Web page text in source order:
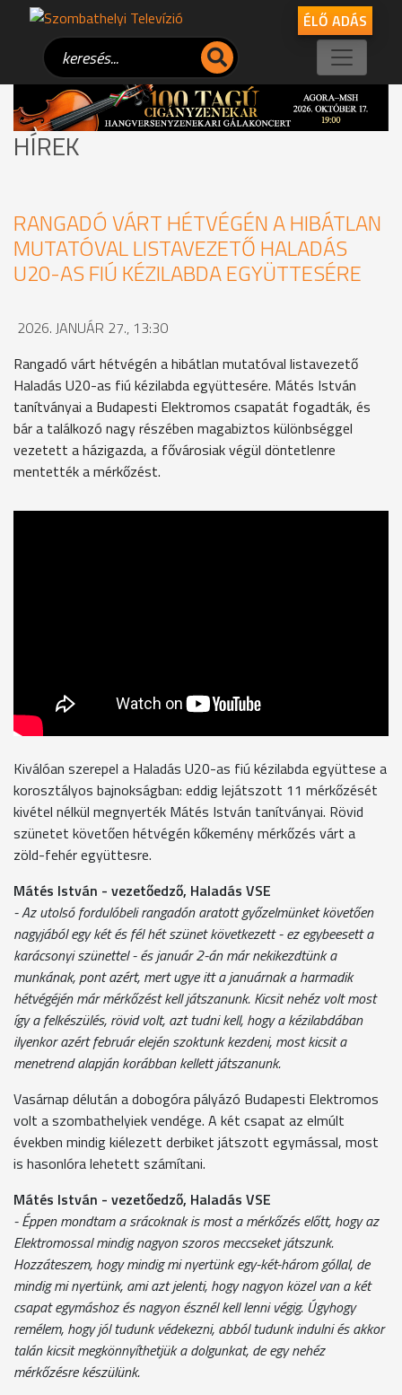
ÉLŐ ADÁS
HÍREK
RANGADÓ VÁRT HÉTVÉGÉN A HIBÁTLAN
MUTATÓVAL LISTAVEZETŐ HALADÁS
U20-AS FIÚ KÉZILABDA EGYÜTTESÉRE
2026. JANUÁR 27., 13:30
Rangadó várt hétvégén a hibátlan mutatóval listavezető
Haladás U20-as fiú kézilabda együttesére. Mátés István
tanítványai a Budapesti Elektromos csapatát fogadták, és
bár a találkozó nagy részében magabiztos különbséggel
vezetett a házigazda, a fővárosiak végül döntetlenre
mentették a mérkőzést.
Kiválóan szerepel a Haladás U20-as fiú kézilabda együttese a
korosztályos bajnokságban: eddig lejátszott 11 mérkőzését
kivétel nélkül megnyerték Mátés István tanítványai. Rövid
szünetet követően hétvégén kőkemény mérkőzés várt a
zöld-fehér együttesre.
Mátés István - vezetőedző, Haladás VSE
- Az utolsó fordulóbeli rangadón aratott győzelmünket követően
nagyjából egy két és fél hét szünet következett - ez egybeesett a
karácsonyi szünettel - és január 2-án már nekikezdtünk a
munkának, pont azért, mert ugye itt a januárnak a harmadik
hétvégéjén már mérkőzést kell játszanunk. Kicsit nehéz volt most
így a felkészülés, rövid volt, azt tudni kell, hogy a kézilabdában
ilyenkor azért február elején szoktunk kezdeni, most kicsit a
menetrend alapján korábban kellett játszanunk.
Vasárnap délután a dobogóra pályázó Budapesti Elektromos
volt a szombathelyiek vendége. A két csapat az elmúlt
években mindig kiélezett derbiket játszott egymással, most
is hasonlóra lehetett számítani.
Mátés István - vezetőedző, Haladás VSE
- Éppen mondtam a srácoknak is most a mérkőzés előtt, hogy az
Elektromossal mindig nagyon szoros meccseket játszunk.
Hozzáteszem, hogy mindig mi nyertünk egy-két-három góllal, de
mindig mi nyertünk, ami azt jelenti, hogy nagyon közel van a két
csapat egymáshoz és nagyon észnél kell lenni végig. Úgyhogy
remélem, hogy jól tudunk védekezni, abból tudunk indulni és akkor
talán kicsit megkönnyíthetjük a dolgunkat, de egy nehéz
mérkőzésre készülünk.